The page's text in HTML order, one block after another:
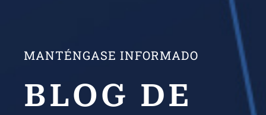
MANTÉNGASE INFORMADO
BLOG DE